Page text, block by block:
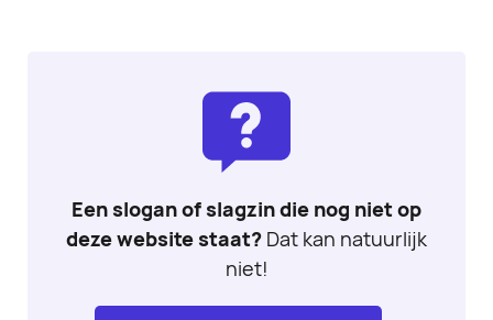
Een slogan of slagzin die nog niet op
deze website staat? Dat kan natuurlijk
niet!